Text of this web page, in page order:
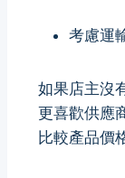
考慮運
如果店主沒
更喜歡供應
比較產品價